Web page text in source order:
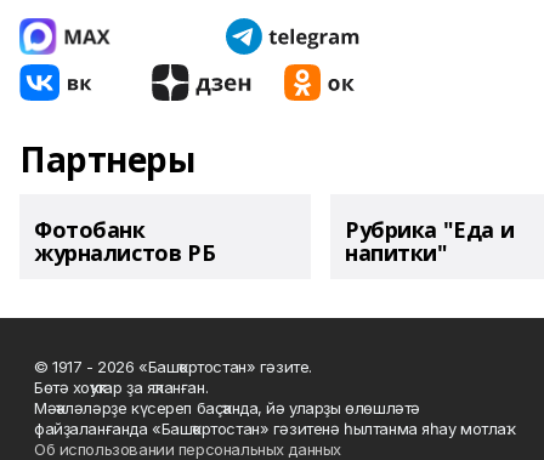
Партнеры
Фотобанк
журналистов РБ
Рубрика "Еда и
напитки"
© 1917 - 2026 «Башҡортостан» гәзите.
Бөтә хоҡуҡтар ҙа яҡланған.
Мәҡәләләрҙе күсереп баҫҡанда, йә уларҙы өлөшләтә
файҙаланғанда «Башҡортостан» гәзитенә һылтанма яһау мотлаҡ.
Об использовании персональных данных